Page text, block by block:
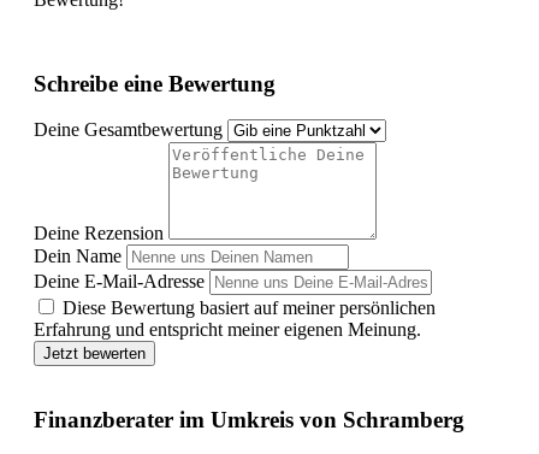
Schreibe eine Bewertung
Deine Gesamtbewertung
Deine Rezension
Dein Name
Deine E-Mail-Adresse
Diese Bewertung basiert auf meiner persönlichen
Erfahrung und entspricht meiner eigenen Meinung.
Jetzt bewerten
Finanzberater im Umkreis von Schramberg